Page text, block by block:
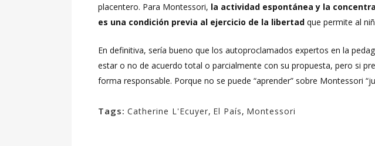
placentero. Para Montessori, la actividad espontánea y la
es una condición previa al ejercicio de la libertad que permite al
En definitiva, sería bueno que los autoproclamados expertos en la
estar o no de acuerdo total o parcialmente con su propuesta, pero si
forma responsable. Porque no se puede “aprender” sobre Montessori
Tags: Catherine L'Ecuyer, El País, Montessori